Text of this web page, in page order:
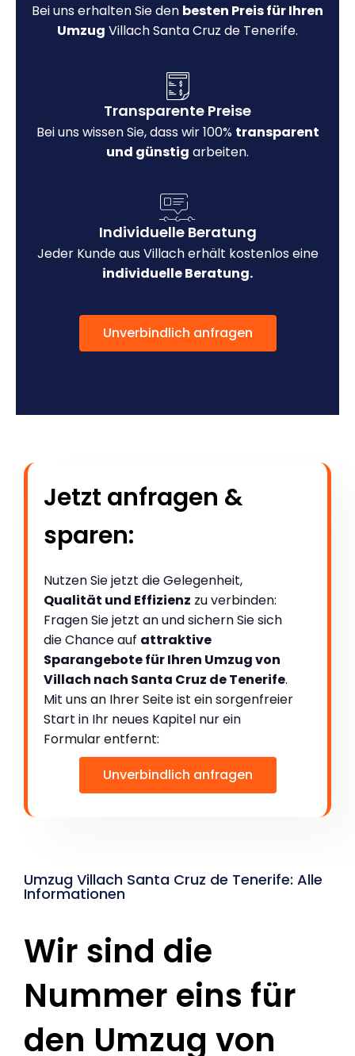
Bei uns erhalten Sie den besten Preis für Ihren
Umzug Villach Santa Cruz de Tenerife.
Transparente Preise
Bei uns wissen Sie, dass wir 100% transparent
und günstig arbeiten.
Individuelle Beratung
Jeder Kunde aus Villach erhält kostenlos eine
individuelle Beratung.
Unverbindlich anfragen
Jetzt anfragen &
sparen:
Nutzen Sie jetzt die Gelegenheit,
Qualität und Effizienz zu verbinden:
Fragen Sie jetzt an und sichern Sie sich
die Chance auf attraktive
Sparangebote für Ihren Umzug von
Villach nach Santa Cruz de Tenerife.
Mit uns an Ihrer Seite ist ein sorgenfreier
Start in Ihr neues Kapitel nur ein
Formular entfernt:
Unverbindlich anfragen
Umzug Villach Santa Cruz de Tenerife: Alle
Informationen
Wir sind die
Nummer eins für
den Umzug von